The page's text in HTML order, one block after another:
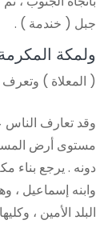
جبل ( خندمة ) .
ولمكة
( المعلاة )
وقد تعارف
مستوى أرض
دونه . يرجع بناء
وابنه إسماعيل ،
البلد الأمين ،